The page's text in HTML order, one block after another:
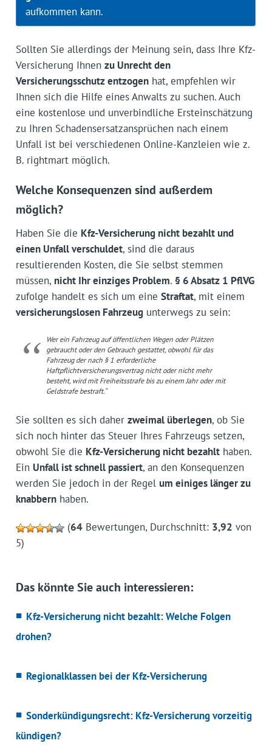
aufkommen kann.
Sollten Sie allerdings der Meinung sein, dass Ihre Kfz-
Versicherung Ihnen zu Unrecht den
Versicherungsschutz entzogenhat, empfehlen wir
Ihnen sich die Hilfe eines Anwalts zu suchen. Auch
eine kostenlose und unverbindliche Ersteinschätzung
zu Ihren Schadensersatzansprüchen nach einem
Unfall ist bei verschiedenen Online-Kanzleien wie z.
B. rightmart möglich.
Welche Konsequenzen sind außerdem
möglich?
Haben Sie die Kfz-Versicherung nicht bezahlt und
einen Unfall verschuldet, sind die daraus
resultierenden Kosten, die Sie selbst stemmen
müssen, nicht Ihr einziges Problem. § 6 Absatz 1 PflVG
zufolge handelt es sich um eine Straftat, mit einem
versicherungslosen Fahrzeugunterwegs zu sein:
Wer ein Fahrzeug auf öffentlichen Wegen oder Plätzen
gebraucht oder den Gebrauch gestattet, obwohl für das
Fahrzeug der nach § 1 erforderliche
Haftpflichtversicherungsvertrag nicht oder nicht mehr
besteht, wird mit Freiheitsstrafe bis zu einem Jahr oder mit
Geldstrafe bestraft.“
Sie sollten es sich daher zweimal überlegen, ob Sie
sich noch hinter das Steuer Ihres Fahrzeugs setzen,
obwohl Sie die Kfz-Versicherung nicht bezahlthaben.
Ein Unfall ist schnell passiert, an den Konsequenzen
werden Sie jedoch in der Regel um einiges länger zu
knabbernhaben.
(64Bewertungen, Durchschnitt: 3,92 von
5)
Das könnte Sie auch interessieren:
Kfz-Versicherung nicht bezahlt: Welche Folgen
drohen?
Regionalklassen bei der Kfz-Versicherung
Sonderkündigungsrecht: Kfz-Versicherung vorzeitig
kündigen?